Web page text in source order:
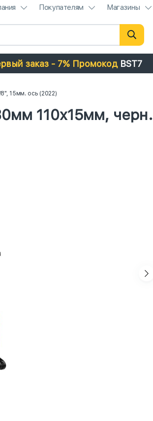
Покупателям Магазины
заказ - 7% Промокод BST7
15мм. ось (2022)
110x15мм, черн.